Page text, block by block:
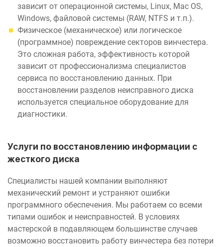
зависит от операционной системы, Linux, Mac OS,
Windows, файловой системы (RAW, NTFS и т.п.).
Физическое (механическое) или логическое
(программное) повреждение секторов винчестера.
Это сложная работа, эффективность которой
зависит от профессионализма специалистов
сервиса по восстановлению данных. При
восстановлении разделов неисправного диска
используется специальное оборудование для
диагностики.
Услуги по восстановлению информации с
жесткого диска
Специалисты нашей компании выполняют
механический ремонт и устраняют ошибки
программного обеспечения. Мы работаем со всеми
типами ошибок и неисправностей. В условиях
мастерской в подавляющем большинстве случаев
возможно восстановить работу винчестера без потери